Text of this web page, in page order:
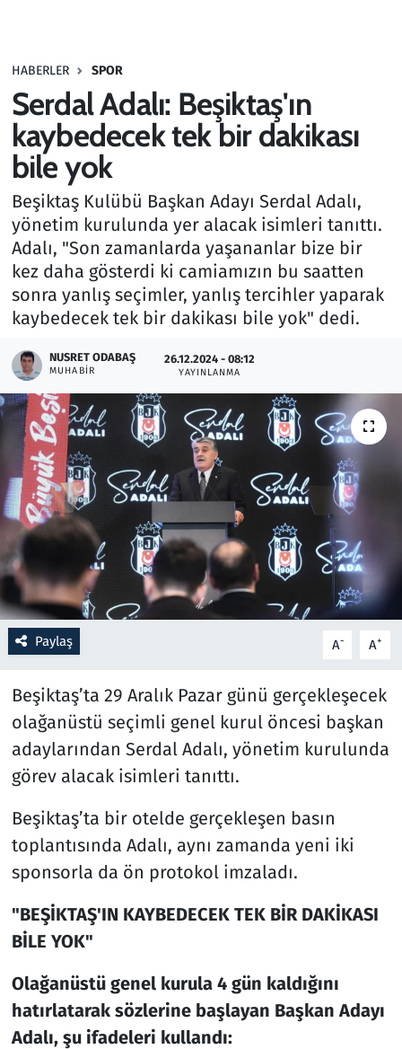
HABERLER SPOR
Serdal Adalı: Beşiktaş'ın
kaybedecek tek bir dakikası
bile yok
Beşiktaş Kulübü Başkan Adayı Serdal Adalı,
yönetim kurulunda yer alacak isimleri tanıttı.
Adalı, "Son zamanlarda yaşananlar bize bir
kez daha gösterdi ki camiamızın bu saatten
sonra yanlış seçimler, yanlış tercihler yaparak
kaybedecek tek bir dakikası bile yok" dedi.
NUSRET ODABAŞ
MUHABIR
26.12.2024 - 08:12
YAYINLANMA
Paylaş A- A+
Beşiktaş’ta 29 Aralık Pazar günü gerçekleşecek
olağanüstü seçimli genel kurul öncesi başkan
adaylarından Serdal Adalı, yönetim kurulunda
görev alacak isimleri tanıttı.
Beşiktaş’ta bir otelde gerçekleşen basın
toplantısında Adalı, aynı zamanda yeni iki
sponsorla da ön protokol imzaladı.
"BEŞİKTAŞ'IN KAYBEDECEK TEK BİR DAKİKASI
BİLE YOK"
Olağanüstü genel kurula 4 gün kaldığını
hatırlatarak sözlerine başlayan Başkan Adayı
Adalı, şu ifadeleri kullandı:
Haber
Kültür Sanat
Kurumsal Haberler
Lezzet Durağı
Memur ve Kamu
Otomobil
Oyun
Ramazan
Resmi İlanlar
Rüya Tabirleri
Sağlık
Savunma Sanayi
Seçim 2023
Teknoloji ve Bilim
Televizyon